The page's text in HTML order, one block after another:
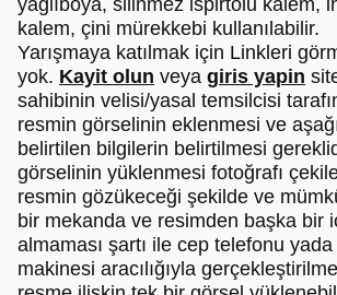
kalem, çini mürekkebi kullanılabilir.
Yarışmaya katılmak için Linkleri
yok. Kayit olun veya giris yapin
sahibinin velisi/yasal temsilcisi
resmin görselinin eklenmesi ve
belirtilen bilgilerin belirtilmesi
görselinin yüklenmesi fotoğrafı
resmin gözükeceği şekilde ve
bir mekanda ve resimden başka bir
almaması şartı ile cep telefonu
makinesi aracılığıyla